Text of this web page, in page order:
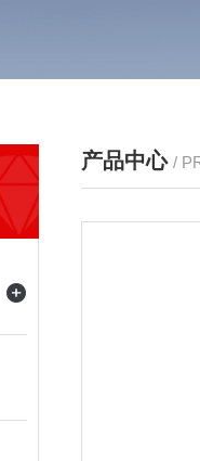
产品中心 /